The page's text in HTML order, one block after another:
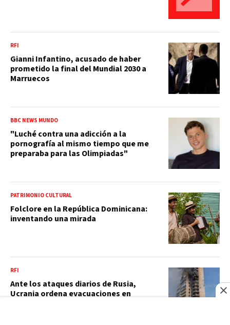
RFI
Gianni Infantino, acusado de haber
prometido la final del Mundial 2030 a
Marruecos
BBC NEWS MUNDO
"Luché contra una adicción a la
pornografía al mismo tiempo que me
preparaba para las Olimpiadas"
PATRIMONIO CULTURAL
Folclore en la República Dominicana:
inventando una mirada
RFI
Ante los ataques diarios de Rusia,
Ucrania ordena evacuaciones en